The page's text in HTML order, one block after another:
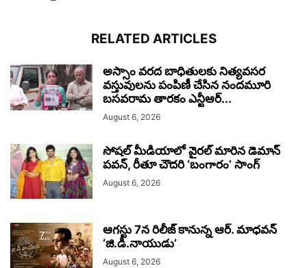
RELATED ARTICLES
అస్సాం వరద బాధితులకు నిత్యవసర
వస్తువులను పంపిణీ చేసిన నందమూరి
బసవరామ తారకం ఎన్టీఆర్...
August 6, 2026
సోషల్ మీడియాలో వైరల్ మారిన డెమాన్
పవన్, రీతూ చౌదరి ‘బంగారం’ సాంగ్
August 6, 2026
ఆగస్టు 7న రిలీజ్ కానున్న ఆర్‌. మాధవన్‌
‘జి.డి.నాయుడు’
August 6, 2026